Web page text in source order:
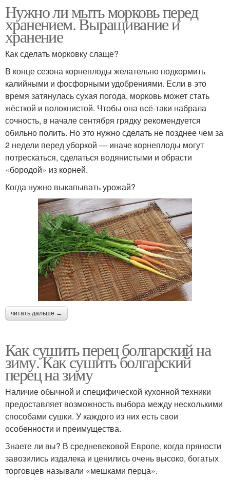
Нужно ли мыть морковь перед
хранением. Выращивание и
хранение
Как сделать морковку слаще?
В конце сезона корнеплоды желательно подкормить
калийными и фосфорными удобрениями. Если в это
время затянулась сухая погода, морковь может стать
жёсткой и волокнистой. Чтобы она всё-таки набрала
сочность, в начале сентября грядку рекомендуется
обильно полить. Но это нужно сделать не позднее чем за
2 недели перед уборкой — иначе корнеплоды могут
потрескаться, сделаться водянистыми и обрасти
«бородой» из корней.
Когда нужно выкапывать урожай?
читать дальше →
Как сушить перец болгарский на
зиму. Как сушить болгарский
перец на зиму
Наличие обычной и специфической кухонной техники
предоставляет возможность выбора между несколькими
способами сушки. У каждого из них есть свои
особенности и преимущества.
Знаете ли вы? В средневековой Европе, когда пряности
завозились издалека и ценились очень высоко, богатых
торговцев называли «мешками перца».